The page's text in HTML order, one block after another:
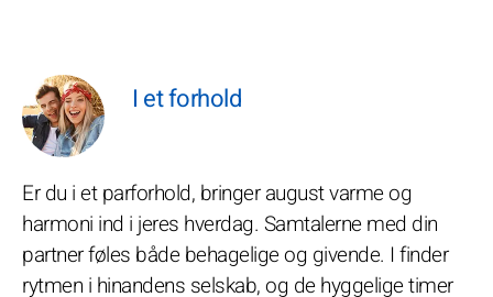
I et forhold
Er du i et parforhold, bringer august varme og
harmoni ind i jeres hverdag. Samtalerne med din
partner føles både behagelige og givende. I finder
rytmen i hinandens selskab, og de hyggelige timer